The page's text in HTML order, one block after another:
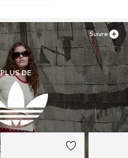
PLUS DE
Suivre